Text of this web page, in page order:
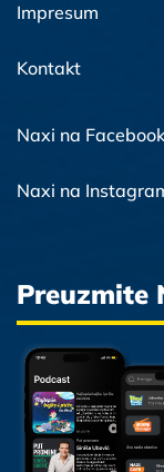
Impresum
Kontakt
Naxi na
Naxi na
Preuzmite